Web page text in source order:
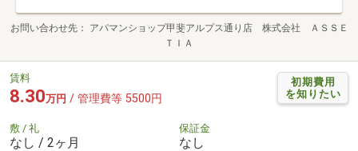
お問い合わせ先
アパマンショップ甲斐アルプス通り店 株式会社 ＡＳＳＥ
ＴＩＡ
初期費用
を知りたい
賃料
8.30万円 / 管理費等 5500円
敷 / 礼
なし / 2ヶ月
保証金
なし